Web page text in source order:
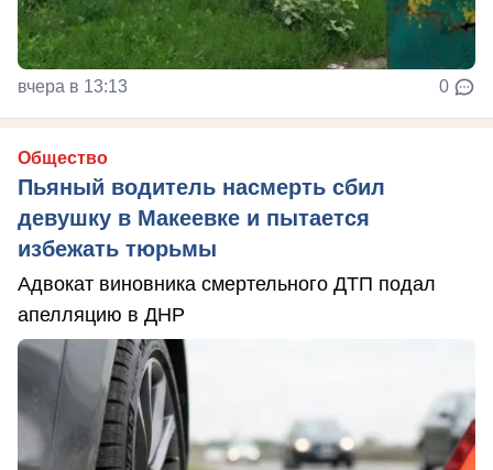
вчера в 13:13 0
Общество
Пьяный водитель насмерть сбил
девушку в Макеевке и пытается
избежать тюрьмы
Адвокат виновника смертельного ДТП подал
апелляцию в ДНР